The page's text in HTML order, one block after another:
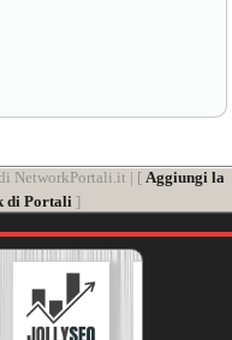
NetworkPortali.it | [ Aggiungi la
di Portali ]